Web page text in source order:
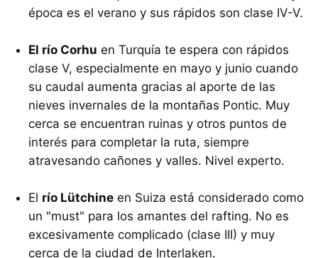
época es el verano y sus rápidos son clase IV-V.
El río Corhu en Turquía te espera con rápidos
clase V, especialmente en mayo y junio cuando
su caudal aumenta gracias al aporte de las
nieves invernales de la montañas Pontic. Muy
cerca se encuentran ruinas y otros puntos de
interés para completar la ruta, siempre
atravesando cañones y valles. Nivel experto.
El río Lütchine en Suiza está considerado como
un "must" para los amantes del rafting. No es
excesivamente complicado (clase III) y muy
cerca de la ciudad de Interlaken.